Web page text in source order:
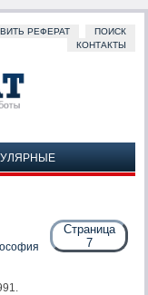
РЕФЕРАТ
ПОИСК
КОНТАКТЫ
Страница
7